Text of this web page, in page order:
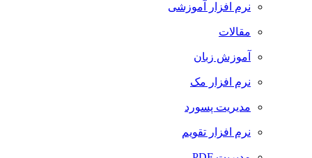
نرم افزار آموزشی
مقالات
آموزش زبان
نرم افزار مک
مدیریت پسورد
نرم افزار تقویم